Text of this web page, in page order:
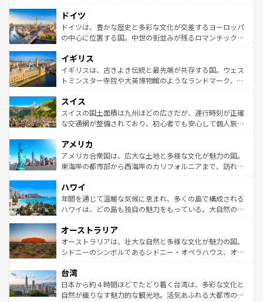
せる。地方によって風土や気候が異なるスペインはその個
性で訪れる人を魅了する。 なお、新着のスペイン情報は コ
ンテンツ一覧を参照してほしい。
で、幅広い魅力が詰まっている。華麗な宮殿、歴史的な大
聖堂、美しいビーチ、そして豊かな自然が、訪れる者を心
から魅了する。また、フランスは美食の国としても知ら
いる。シャンパンの発祥地であるランス、プロヴァンスの
香り高いラベンダー畑など、多彩な楽しみ方が可能だ。さ
らに、パリ以外の地域にも魅力が溢れており、どの街角に
れる地方に足を運ぶとそれぞれで全く異なる文化を体験で
きるだろう。 なお、新着のフランス情報はコンテンツ一覧
を参照してほしい。
ドイツ
ドイツは、豊かな歴史と多彩な文化が交差するヨーロッパ
の中心に位置する国。中世の街並みが残るロマンチック街
顔を持つこの国は、どこを歩いても飽きることがない。ベ
ルリンの文化的活気、バイエルン州のアルプスの絶景、そ
してライン川沿いのワイン畑といった風景は必見。ビール
は、お酒好きな人にはぜひ体験してほしい。 なお、新着の
ドイツ情報はコンテンツ一覧を参照してほしい。
イギリス
イギリスは、古きよき伝統と最先端が共存する国。ウェス
トミンスター寺院や大英博物館のようなランドマーク、歴
リアごとに異なる魅力がある。また、優雅なアフタヌーン
ティー、ビール好きにはたまらない英国パブ、サッカー観
戦など、本場だからこそできる体験も豊富。イギリスを旅
ンツ一覧を参照してほしい。
スイス
スイスの国土面積は九州ほどの広さだが、運行時刻が正確
な交通網が整備されており、初心者でも安心して個人旅行
の建物がそのまま残る町や、スイスならではのユニークな
博物館もあり、アルプス観光だけでなく町歩きも満喫する
ことができる。国民の所得が高いため物価も高いが、旅行
ば市内交通費無料で観光を楽しむこともできる。 なお、新
着のスイス情報はコンテンツ一覧 を参照してほしい。
アメリカ
アメリカ合衆国は、広大な土地と多様な文化が魅力の国。
東海岸の都市部から西海岸のカリフォルニアまで、訪れる
のような巨大都市は、観光、ショッピング、エンターテイ
ンメントが詰まった刺激的なスポットだ。一方、アメリカ
西部には大自然が広がり、グランドキャニオンやイエロー
部のニューオーリンズでは、音楽と美食が融合した独特の
文化が魅力。旅行者はアメリカの各地域で異なる魅力を楽
しみながら、その多様性と豊かな歴史を感じることができ
ならではの贅沢な旅のスタイルだ。 なお、新着のアメリカ
情報はコンテンツ一覧を参照してほしい。
ハワイ
年間を通じて温暖な気候に恵まれ、多くの島で構成される
ハワイは、どの島も独自の魅力をもっている。大自然の神
ワイ島は見逃せない。また、定番の観光地といえばオアフ
島だが、静かな自然を求めるならマウイ島やカウアイ島が
おすすめ。エメラルドグリーンに輝く海をはじめ、豊かな
れるおもてなしの心で訪れる人々を迎えてくれるハワイの
人々、おいしいローカルフードやハワイアンミュージッ
ク、伝統的なフラダンスなど、すべてがハワイの魅力を彩
オーストラリア
オーストラリアは、壮大な自然と多様な文化が魅力の国。
シドニーのシンボルであるシドニー・オペラハウス、オー
リアリーフや大陸中央部にそびえるウルル（エアーズロッ
ク）、タスマニアの美しい原生林やケアンズの熱帯雨林な
ど、見どころがたくさん。また、カフェやワイン、オージ
台湾
日本から約４時間ほどでたどり着く台湾は、多彩な文化と
自然が織りなす魅力的な観光地。活気あふれる大都市の台